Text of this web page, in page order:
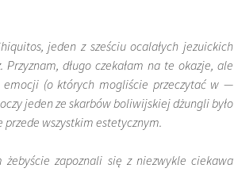
jeden z sześciu ocalałych jezuickich
długo czekałam na te okazje, ale
emocji (o których mogliście przeczytać w —
jeden ze skarbów boliwijskiej dżungli było
wszystkim estetycznym.
zapoznali się z niezwykle ciekawa